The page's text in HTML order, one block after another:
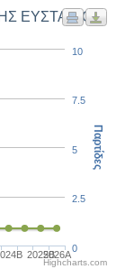
ΕΥΣΤΑΘΙΟΣ
2025B2026A
0
2.5
5
7.5
10
Παρτίδες
Highcharts.com